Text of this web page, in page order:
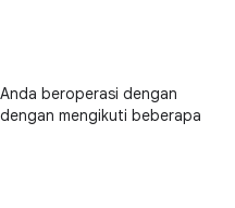
beroperasi dengan
mengikuti beberapa